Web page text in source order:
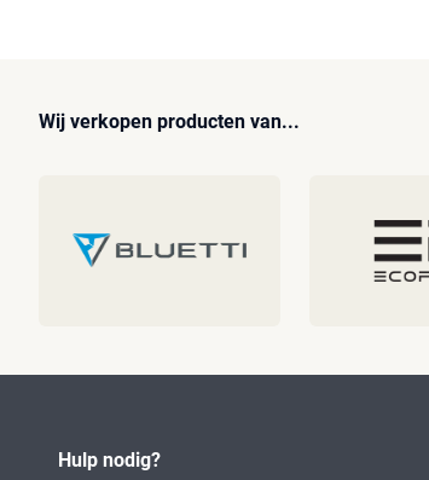
Wij verkopen producten van...
Hulp nodig?